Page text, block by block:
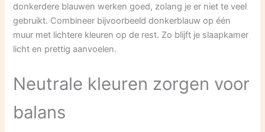
donkerdere blauwen werken goed, zolang je er niet te veel
gebruikt. Combineer bijvoorbeeld donkerblauw op één
muur met lichtere kleuren op de rest. Zo blijft je slaapkamer
licht en prettig aanvoelen.
Neutrale kleuren zorgen voor
balans